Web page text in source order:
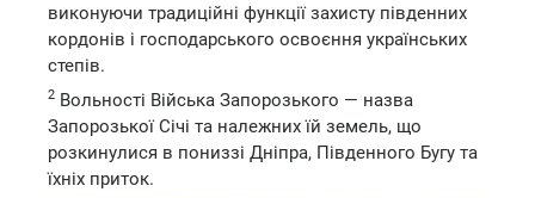
виконуючи традиційні функції захисту південних
кордонів і господарського освоєння українських
степів.
2 Вольності Війська Запорозького — назва
Запорозької Січі та належних їй земель, що
розкинулися в пониззі Дніпра, Південного Бугу та
їхніх приток.